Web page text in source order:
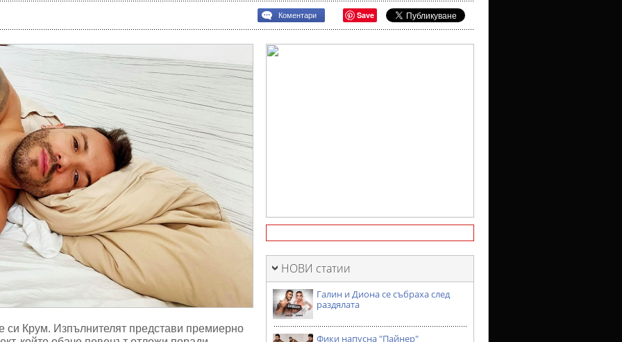
Коментари Save
си Крум. Изпълнителят представи премиерно
НОВИ статии
Галин и Диона се събраха след
раздялата
Фики напусна "Пайнер"